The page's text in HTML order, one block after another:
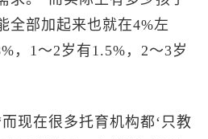
全部加起来也就在4%左
，1～2岁有1.5%，2～3岁
在很多托育机构都‘只教